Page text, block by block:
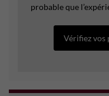
probable que
Vérifiez vos